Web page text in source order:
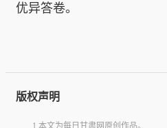
优异答卷。
版权声明